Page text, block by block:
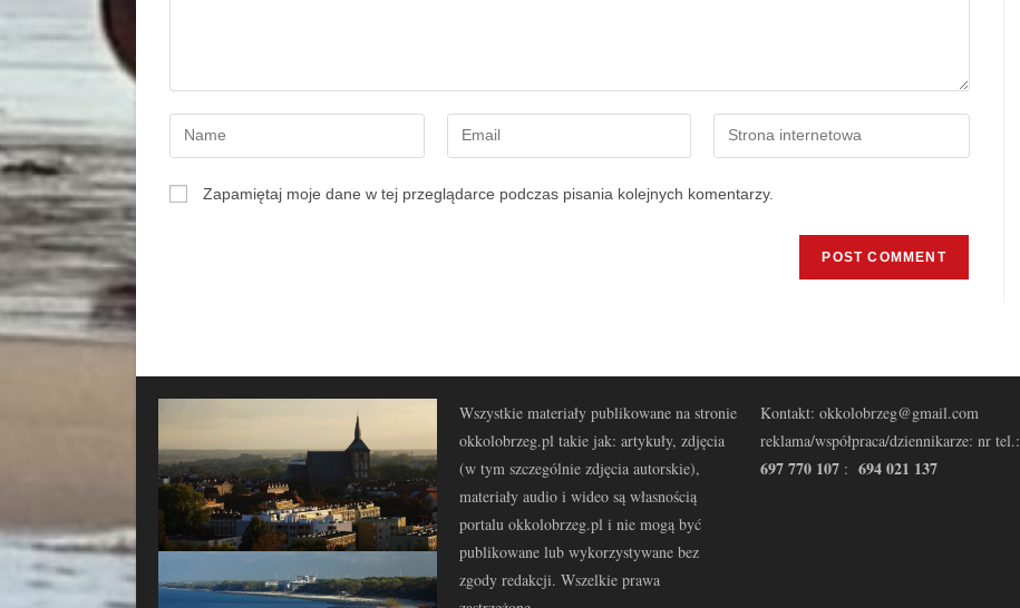
Zapamiętaj moje dane w tej przeglądarce podczas pisania kolejnych komentarzy.
Wszystkie materiały publikowane na stronie
okkolobrzeg.pl takie jak: artykuły, zdjęcia
(w tym szczególnie zdjęcia autorskie),
materiały audio i wideo są własnością
portalu okkolobrzeg.pl i nie mogą być
publikowane lub wykorzystywane bez
zgody redakcji. Wszelkie prawa
Kontakt: okkolobrzeg@gmail.com
reklama/współpraca/dziennikarze: nr tel.:
697 770 107 : 694 021 137